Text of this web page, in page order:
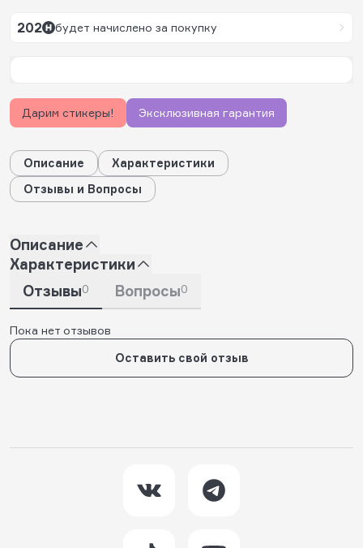
202 будет начислено за покупку
Дарим стикеры! Эксклюзивная гарантия
Описание
Характеристики
Отзывы и Вопросы
Описание
Характеристики
Отзывы0 Вопросы0
Пока нет отзывов
Оставить свой отзыв